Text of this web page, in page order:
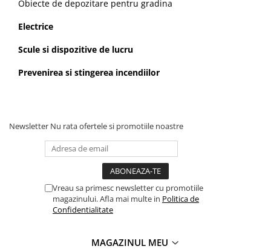
Accesorii pentru echipamente
industriale
Pompe pentru piscine
Hidrofoare
Vase de expansiune pentru
Grupuri de pompare apa
Obiecte de depozitare pentru gradina
Electrice
Scule si dispozitive de lucru
Prevenirea si stingerea incendiilor
Newsletter Nu rata ofertele si promotiile noastre
Vreau sa primesc newsletter cu promotiile
magazinului. Afla mai multe in Politica de
Confidentialitate
MAGAZINUL MEU